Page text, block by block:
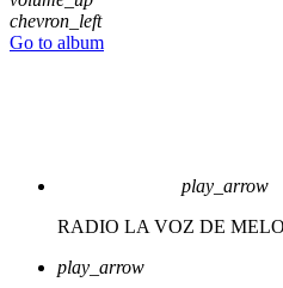
chevron_left
Go to album
play_arrow
RADIO LA VOZ DE
play_arrow